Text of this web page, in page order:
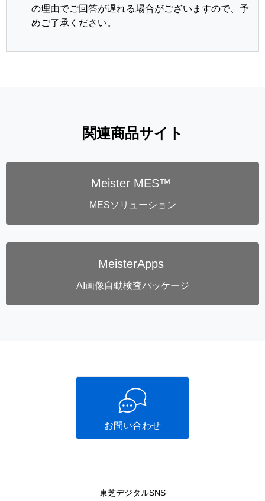
の理由でご回答が遅れる場合がございますので、予
めご了承ください。
関連商品サイト
Meister MES™
MESソリューション
MeisterApps
AI画像自動検査パッケージ
お問い合わせ
東芝デジタルSNS